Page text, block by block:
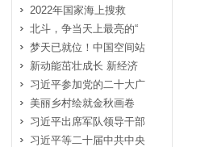
2022年国家海上搜救
北斗，争当天上最亮的“
梦天已就位！中国空间站
新动能茁壮成长 新经济
习近平参加党的二十大广
美丽乡村绘就金秋画卷
习近平出席军队领导干部
习近平等二十届中共中央